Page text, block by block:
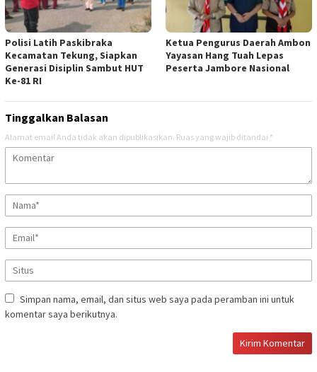
Polisi Latih Paskibraka
Kecamatan Tekung, Siapkan
Generasi Disiplin Sambut HUT
Ke-81 RI
Ketua Pengurus Daerah Ambon
Yayasan Hang Tuah Lepas
Peserta Jambore Nasional
Tinggalkan Balasan
Alamat email Anda tidak akan dipublikasikan. Ruas yang wajib ditandai *
Simpan nama, email, dan situs web saya pada peramban ini untuk
komentar saya berikutnya.